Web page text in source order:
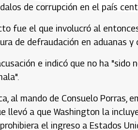
de corrupción en el país
fue el que involucró al
de defraudación en aduanas y
e indicó que no ha
al mando de Consuelo Porras,
llevó a que Washington la
el ingreso a Estados